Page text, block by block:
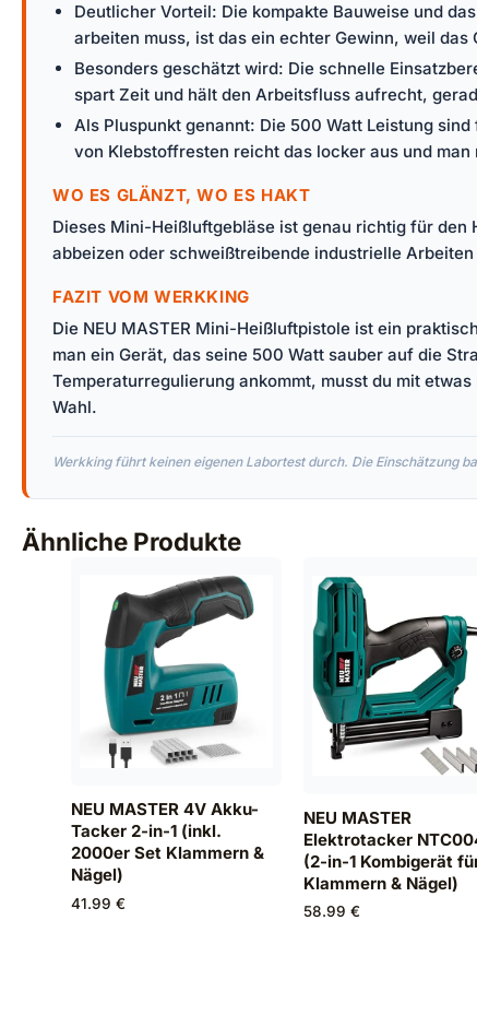
Deutlicher Vorteil: Die kompakte Bauweise und
arbeiten muss, ist das ein echter Gewinn, weil
Besonders geschätzt wird: Die schnelle
spart Zeit und hält den Arbeitsfluss aufrecht,
Als Pluspunkt genannt: Die 500 Watt Leistung
von Klebstoffresten reicht das locker aus und
WO ES GLÄNZT, WO ES HAKT
Dieses Mini-Heißluftgebläse ist genau richtig für den
abbeizen oder schweißtreibende industrielle
FAZIT VOM WERKKING
Die NEU MASTER Mini-Heißluftpistole ist ein
man ein Gerät, das seine 500 Watt sauber auf die
Temperaturregulierung ankommt, musst du mit
Wahl.
Werkking führt keinen eigenen Labortest durch. Die Einschätzung
Ähnliche Produkte
NEU MASTER 4V Akku-
Tacker 2-in-1 (inkl.
2000er Set Klammern &
Nägel)
41.99 €
NEU MASTER
Elektrotacker
(2-in-1 Kombigerät
Klammern & Nägel)
58.99 €